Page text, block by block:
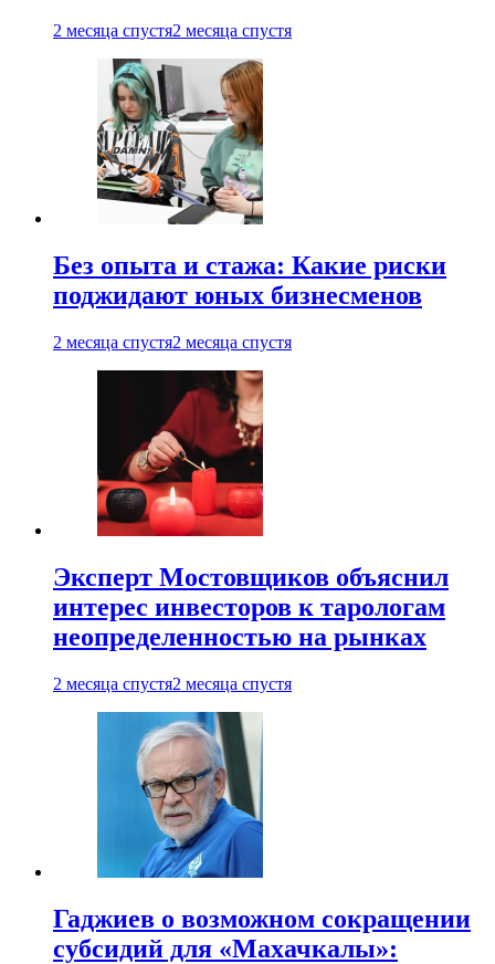
2 месяца спустя2 месяца спустя
Без опыта и стажа: Какие риски
поджидают юных бизнесменов
2 месяца спустя2 месяца спустя
Эксперт Мостовщиков объяснил
интерес инвесторов к тарологам
неопределенностью на рынках
2 месяца спустя2 месяца спустя
Гаджиев о возможном сокращении
субсидий для «Махачкалы»: